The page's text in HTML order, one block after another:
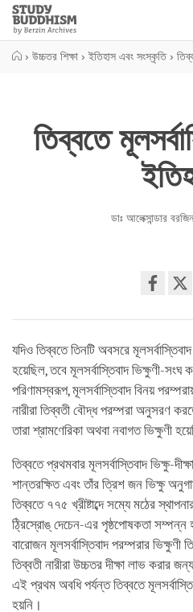
Close
Study
Buddhism
› উচ্চতর শিক্ষা › ইতিহাস এবং সংস্কৃতি ›
তিব্বতে
ডাঃ আলেক্সান্ডার বরজিন
on
facebook
যদিও তিব্বতে তিনটি অবসরে মূলসর্বাস্তিবাদ
হয়েছিল, তবে মূলসর্বাস্তিবাদ ভিক্ষুণী-
পরিণামস্বরূপ, মূলসর্বাস্তিবাদ বিনয়
নারীরা তিব্বতী বৌদ্ধ পরম্পরা অনুসরণ
তারা শ্রামণেরিকা অথবা নবাগত ভিক্ষুণী
তিব্বতে প্রথমবার মূলসর্বাস্তিবাদ ভিক্ষু-
শান্তরক্ষিত এবং তাঁর ত্রিশ জন ভিক্ষু
তিব্বতে ৭৭৫ খ্রীষ্টাব্দে সম্যে মঠের
ঠ্রিস্রোঙ্‌ দেচেন-এর পৃষ্ঠপোষকতা
বারোজন মূলসর্বাস্তিবাদ পরম্পরার ভিক্ষুণী
তিব্বতী নারীরা উচ্চতর দীক্ষা লাভ করার
এই প্রথম অবধি পর্যন্ত তিব্বতে
হয়নি।